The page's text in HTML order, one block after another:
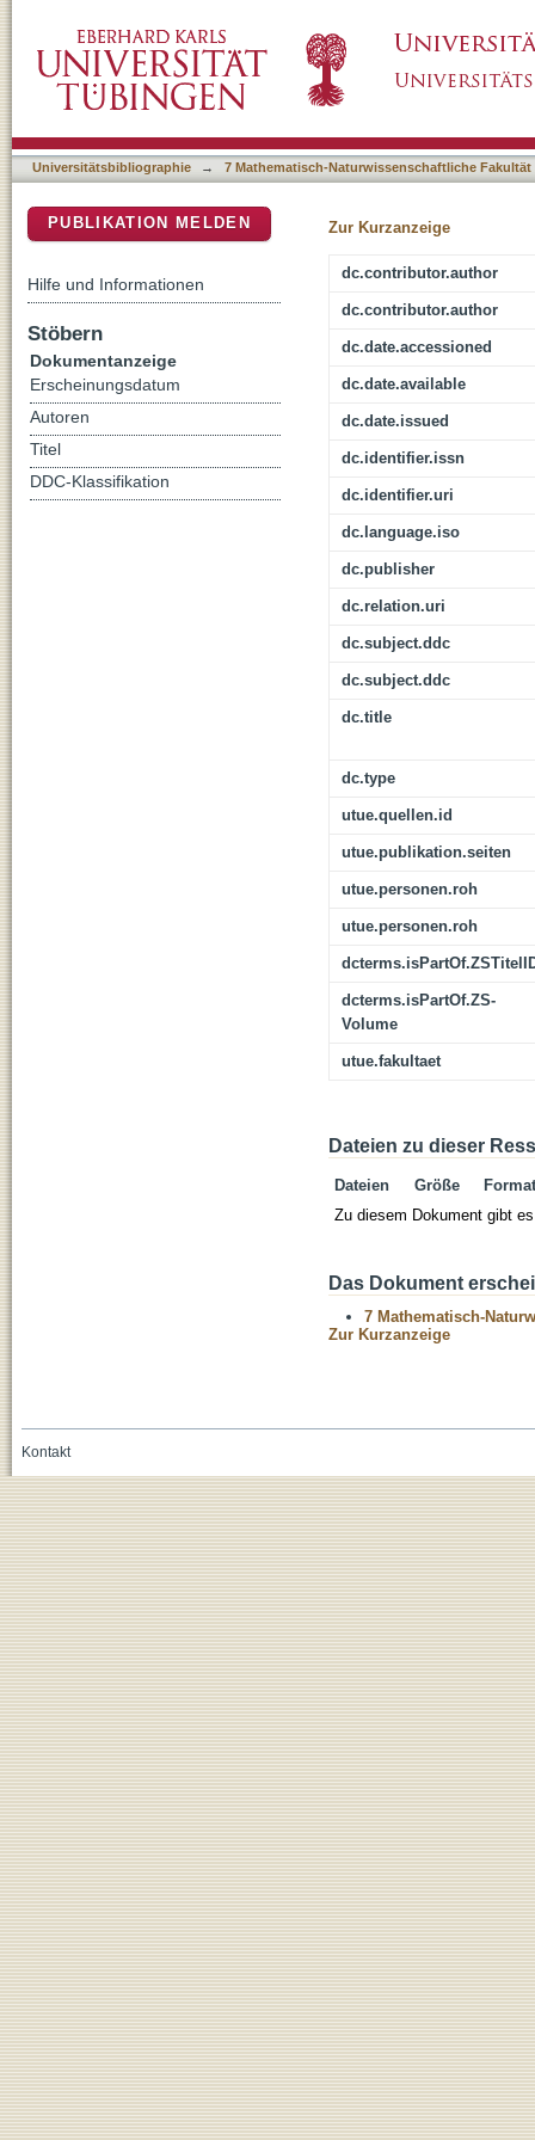
control
Universitätsbibliographie → 7 Mathematisch-Naturwissenschaftliche Fakultät
Zur Kurzanzeige
dc.contributor.author
dc.contributor.author
dc.date.accessioned
dc.date.available
dc.date.issued
dc.identifier.issn
dc.identifier.uri
dc.language.iso
dc.publisher
dc.relation.uri
dc.subject.ddc
dc.subject.ddc
dc.title
dc.type
utue.quellen.id
utue.publikation.seiten
utue.personen.roh
utue.personen.roh
dcterms.isPartOf.ZS-
Volume
utue.fakultaet
Dateien zu dieser
Dateien Größe
Format
Zu diesem Dokument gibt
Das Dokument
7 Mathematisch-
Zur Kurzanzeige
PUBLIKATION MELDEN
Hilfe und Informationen
Stöbern
Dokumentanzeige
Erscheinungsdatum
Autoren
Titel
DDC-Klassifikation
Kontakt